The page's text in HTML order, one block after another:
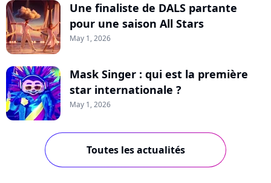
Une finaliste de DALS partante
pour une saison All Stars
May 1, 2026
Mask Singer : qui est la première
star internationale ?
May 1, 2026
Toutes les actualités